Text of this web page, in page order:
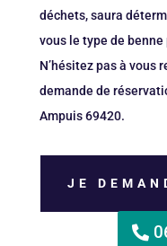
déchets, saura
vous le type de
N’hésitez pas à vous
demande de
Ampuis 69420.
JE